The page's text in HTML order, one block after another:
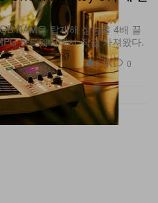
RAM을 탑재해 성능을 4배 끌
하드웨어에서 직접 가져왔다.
1.1K 0